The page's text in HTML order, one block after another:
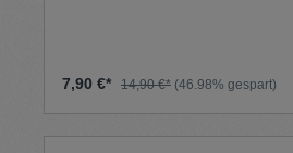
7,90 €* 14,90 €* (46.98% gespart)